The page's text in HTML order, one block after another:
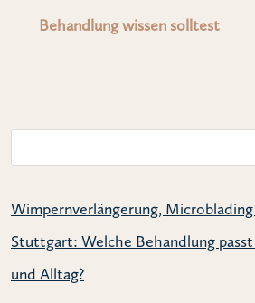
Behandlung wissen solltest
Wimpernverlängerung,
Stuttgart: Welche Behandlung
und Alltag?